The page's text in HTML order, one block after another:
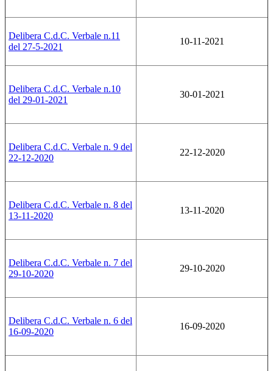
Delibera C.d.C. Verbale n.11
del 27-5-2021
10-11-2021
Delibera C.d.C. Verbale n.10
del 29-01-2021
30-01-2021
Delibera C.d.C. Verbale n. 9 del
22-12-2020
22-12-2020
Delibera C.d.C. Verbale n. 8 del
13-11-2020
13-11-2020
Delibera C.d.C. Verbale n. 7 del
29-10-2020
29-10-2020
Delibera C.d.C. Verbale n. 6 del
16-09-2020
16-09-2020